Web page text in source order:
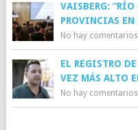
VAISBERG: “RÍO
PROVINCIAS
No hay comentarios
EL REGISTRO
VEZ MÁS ALTO
No hay comentarios